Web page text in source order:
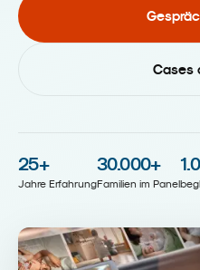
Cases
25+
Jahre Erfahrung
30.000+
Familien im Panel